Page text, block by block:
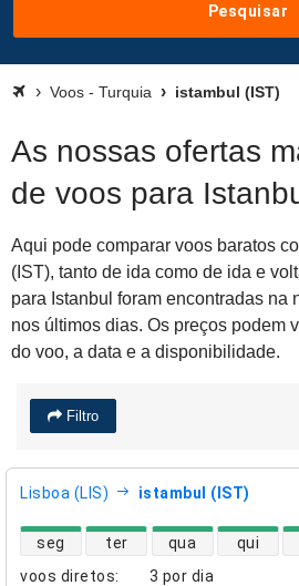
Pesquisar
Voos - Turquia istambul (IST)
As nossas ofertas
de voos para
Aqui pode comparar voos baratos
(IST), tanto de ida como de ida e
para Istanbul foram encontradas na
nos últimos dias. Os preços podem
do voo, a data e a disponibilidade.
Filtro
Lisboa (LIS) istambul (IST)
voos diretos:
3 por dia
disponibilidade de voos diretos
seg ter qua qui